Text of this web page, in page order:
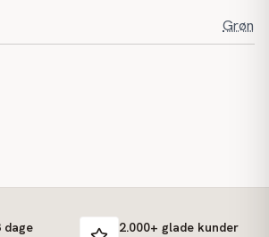
Grøn
dage 2.000+ glade kunder